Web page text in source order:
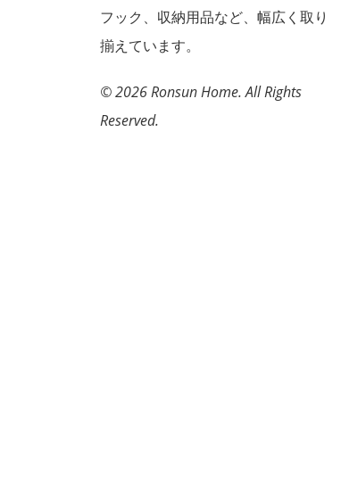
フック、収納用品など、幅広く取り
揃えています。
© 2026 Ronsun Home. All Rights
Reserved.